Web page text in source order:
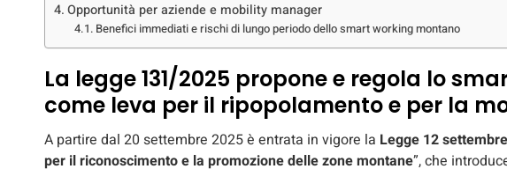
Opportunità per aziende e mobility manager
Benefici immediati e rischi di lungo periodo dello smart working montano
La legge 131/2025 propone e regola lo
come leva per il ripopolamento e per la
A partire dal 20 settembre 2025 è entrata in vigore la Legge 12
per il riconoscimento e la promozione delle zone montane”, che